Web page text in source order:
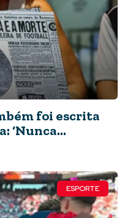
foi escrita
‘Nunca
ESPORTE